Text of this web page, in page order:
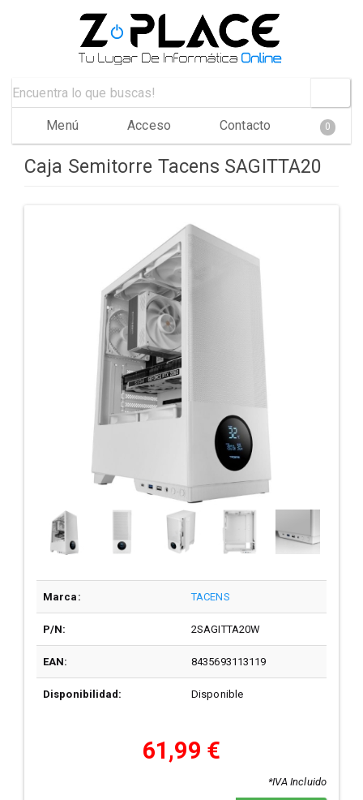
Menú Acceso Contacto 0
Caja Semitorre Tacens SAGITTA20
Marca: TACENS
P/N: 2SAGITTA20W
EAN: 8435693113119
Disponibilidad: Disponible
61,99 €
*IVA Incluido